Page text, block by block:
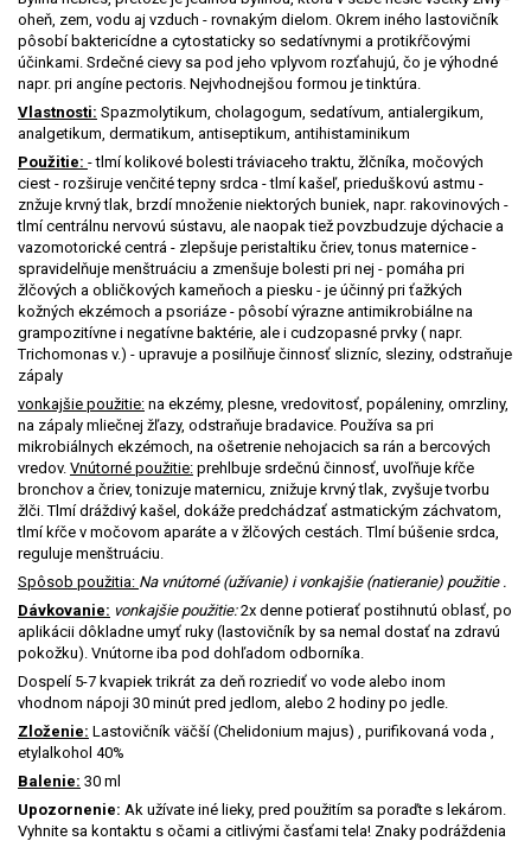
oheň, zem, vodu aj vzduch - rovnakým dielom. Okrem iného lastovičník
pôsobí baktericídne a cytostaticky so sedatívnymi a protikŕčovými
účinkami. Srdečné cievy sa pod jeho vplyvom rozťahujú, čo je výhodné
napr. pri angíne pectoris. Nejvhodnejšou formou je tinktúra.
Vlastnosti: Spazmolytikum, cholagogum, sedatívum, antialergikum,
analgetikum, dermatikum, antiseptikum, antihistaminikum
Použitie: - tlmí kolikové bolesti tráviaceho traktu, žlčníka, močových
ciest - rozširuje venčité tepny srdca - tlmí kašeľ, prieduškovú astmu -
znžuje krvný tlak, brzdí množenie niektorých buniek, napr. rakovinových -
tlmí centrálnu nervovú sústavu, ale naopak tiež povzbudzuje dýchacie a
vazomotorické centrá - zlepšuje peristaltiku čriev, tonus maternice -
spravidelňuje menštruáciu a zmenšuje bolesti pri nej - pomáha pri
žlčových a obličkových kameňoch a piesku - je účinný pri ťažkých
kožných ekzémoch a psoriáze - pôsobí výrazne antimikrobiálne na
grampozitívne i negatívne baktérie, ale i cudzopasné prvky ( napr.
Trichomonas v.) - upravuje a posilňuje činnosť slizníc, sleziny, odstraňuje
zápaly
vonkajšie použitie: na ekzémy, plesne, vredovitosť, popáleniny, omrzliny,
na zápaly mliečnej žľazy, odstraňuje bradavice. Používa sa pri
mikrobiálnych ekzémoch, na ošetrenie nehojacich sa rán a bercových
vredov. Vnútorné použitie: prehlbuje srdečnú činnosť, uvoľňuje kŕče
bronchov a čriev, tonizuje maternicu, znižuje krvný tlak, zvyšuje tvorbu
žlči. Tlmí dráždivý kašel, dokáže predchádzať astmatickým záchvatom,
tlmí kŕče v močovom aparáte a v žlčových cestách. Tlmí búšenie srdca,
reguluje menštruáciu.
Spôsob použitia: Na vnútorné (užívanie) i vonkajšie (natieranie) použitie .
Dávkovanie: vonkajšie použitie:2x denne potierať postihnutú oblasť, po
aplikácii dôkladne umyť ruky (lastovičník by sa nemal dostať na zdravú
pokožku). Vnútorne iba pod dohľadom odborníka.
Dospelí 5-7 kvapiek trikrát za deň rozriediť vo vode alebo inom
vhodnom nápoji 30 minút pred jedlom, alebo 2 hodiny po jedle.
Zloženie: Lastovičník väčší (Chelidonium majus) , purifikovaná voda ,
etylalkohol 40%
Balenie: 30 ml
Upozornenie: Ak užívate iné lieky, pred použitím sa poraďte s lekárom.
Vyhnite sa kontaktu s očami a citlivými časťami tela! Znaky podráždenia